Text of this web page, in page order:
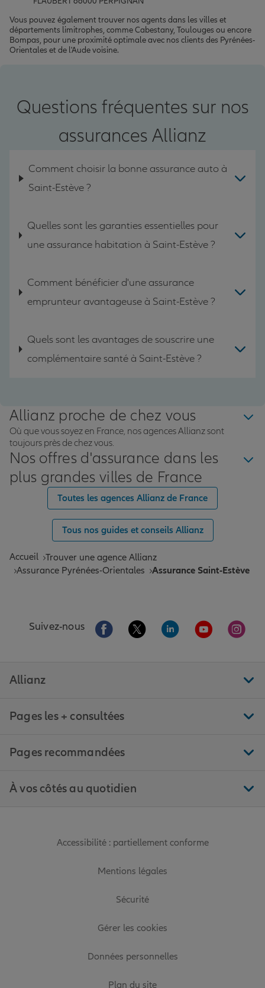
Vous pouvez également trouver nos agents dans les villes et
départements limitrophes, comme Cabestany, Toulouges ou encore
Bompas, pour une proximité optimale avec nos clients des Pyrénées-
Orientales et de l'Aude voisine.
Questions fréquentes sur nos
assurances Allianz
Comment choisir la bonne assurance auto à
Saint-Estève ?
Quelles sont les garanties essentielles pour
une assurance habitation à Saint-Estève ?
Comment bénéficier d'une assurance
emprunteur avantageuse à Saint-Estève ?
Quels sont les avantages de souscrire une
complémentaire santé à Saint-Estève ?
Allianz proche de chez vous
Où que vous soyez en France, nos agences Allianz sont
toujours près de chez vous.
Nos offres d'assurance dans les
plus grandes villes de France
Toutes les agences Allianz de France
Tous nos guides et conseils Allianz
Accueil Trouver une agence Allianz
Assurance Pyrénées-Orientales
Assurance Saint-Estève
Suivez-nous Aller sur la page Facebook de Allianz
Aller sur la page Twitter de
Aller sur la page
Aller sur la
Aller
Allianz
Pages les + consultées
Pages recommandées
À vos côtés au quotidien
Accessibilité : partiellement conforme
Mentions légales
Sécurité
Gérer les cookies
Données personnelles
Plan du site